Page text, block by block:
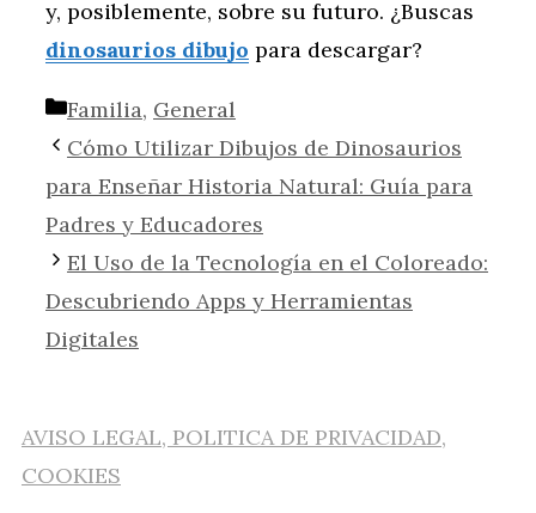
y, posiblemente, sobre su futuro. ¿Buscas
dinosaurios dibujo para descargar?
Categorías
Familia, General
Cómo Utilizar Dibujos de Dinosaurios
para Enseñar Historia Natural: Guía para
Padres y Educadores
El Uso de la Tecnología en el Coloreado:
Descubriendo Apps y Herramientas
Digitales
AVISO LEGAL, POLITICA DE PRIVACIDAD,
COOKIES